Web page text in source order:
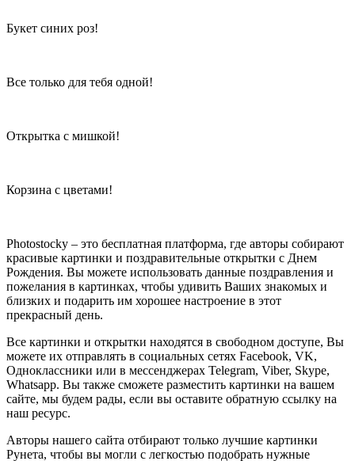
Букет синих роз!
Все только для тебя одной!
Открытка с мишкой!
Корзина с цветами!
Photostocky – это бесплатная платформа, где авторы собирают
красивые картинки и поздравительные открытки с Днем
Рождения. Вы можете использовать данные поздравления и
пожелания в картинках, чтобы удивить Ваших знакомых и
близких и подарить им хорошее настроение в этот
прекрасный день.
Все картинки и открытки находятся в свободном доступе, Вы
можете их отправлять в социальных сетях Facebook, VK,
Одноклассники или в мессенджерах Telegram, Viber, Skype,
Whatsapp. Вы также сможете разместить картинки на вашем
сайте, мы будем рады, если вы оставите обратную ссылку на
наш ресурс.
Авторы нашего сайта отбирают только лучшие картинки
Рунета, чтобы вы могли с легкостью подобрать нужные